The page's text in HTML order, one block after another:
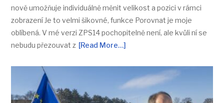
nově umožňuje individuálně měnit velikost a pozici v rámci
zobrazení Je to velmi šikovné, funkce Porovnat je moje
oblíbená. V mé verzi ZPS14 pochopitelně není, ale kvůli ní se
nebudu přezouvat z [Read More…]